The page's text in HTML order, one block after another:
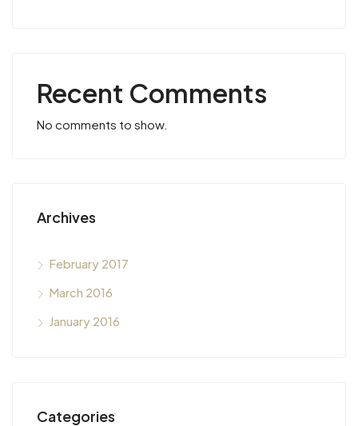
Recent Comments
No comments to show.
Archives
February 2017
March 2016
January 2016
Categories